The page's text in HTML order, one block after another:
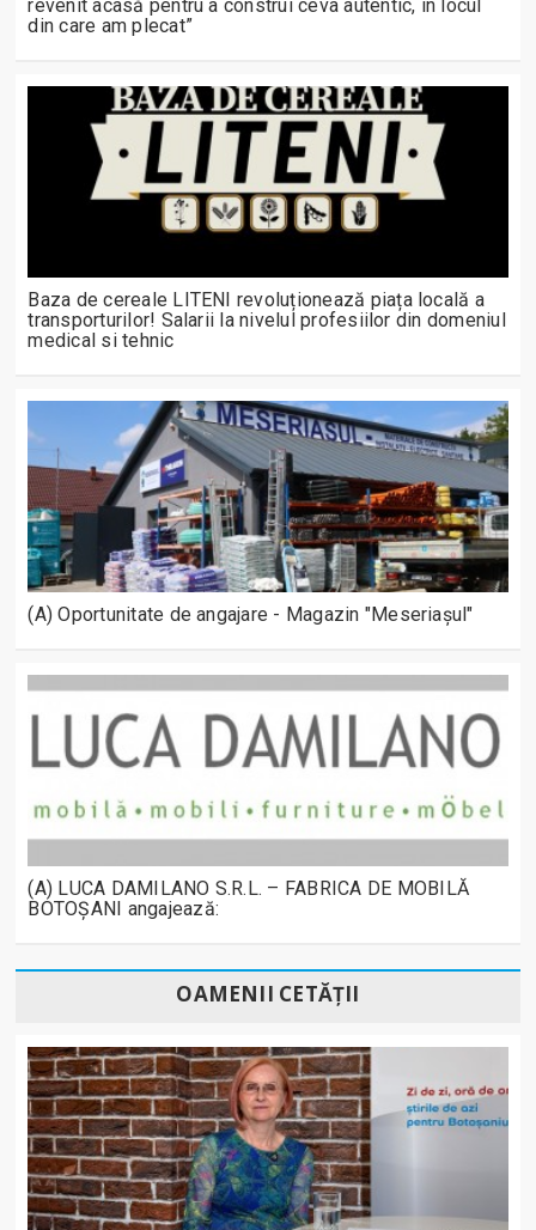
revenit acasă pentru a construi ceva autentic, în locul
din care am plecat”
Baza de cereale LITENI revoluționează piața locală a
transporturilor! Salarii la nivelul profesiilor din domeniul
medical si tehnic
(A) Oportunitate de angajare - Magazin "Meseriașul"
(A) LUCA DAMILANO S.R.L. – FABRICA DE MOBILĂ
BOTOȘANI angajează:
OAMENII CETĂȚII